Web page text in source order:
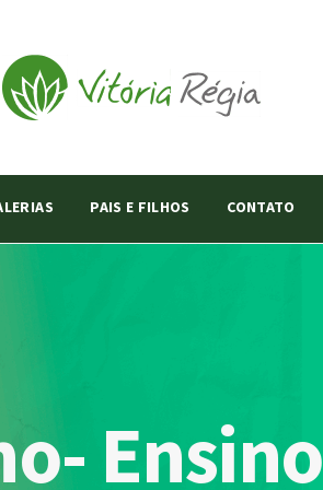
PAIS E FILHOS CONTATO
Ensino